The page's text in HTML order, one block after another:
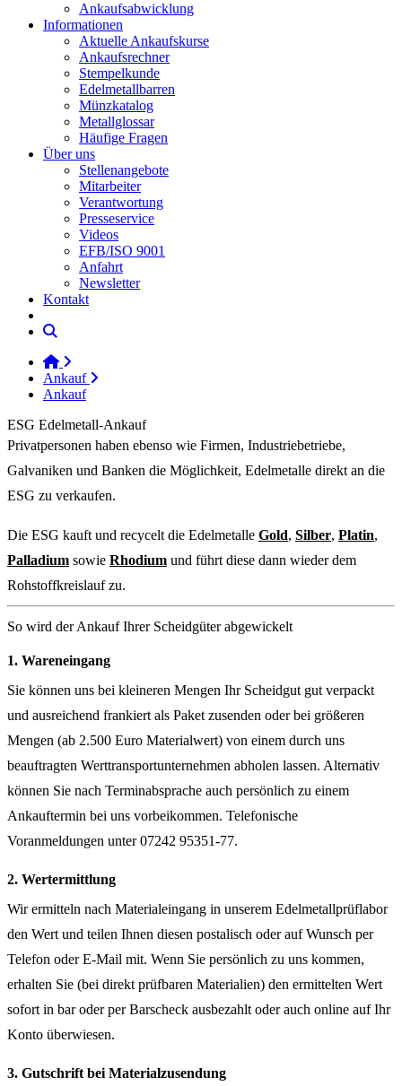
Ankaufsabwicklung
Informationen
Aktuelle Ankaufskurse
Ankaufsrechner
Stempelkunde
Edelmetallbarren
Münzkatalog
Metallglossar
Häufige Fragen
Über uns
Stellenangebote
Mitarbeiter
Verantwortung
Presseservice
Videos
EFB/ISO 9001
Anfahrt
Newsletter
Kontakt
Ankauf
Ankauf
ESG Edelmetall-Ankauf
Privatpersonen haben ebenso wie Firmen, Industriebetriebe,
Galvaniken und Banken die Möglichkeit, Edelmetalle direkt an die
ESG zu verkaufen.
Die ESG kauft und recycelt die Edelmetalle Gold, Silber, Platin,
Palladium sowie Rhodium und führt diese dann wieder dem
Rohstoffkreislauf zu.
So wird der Ankauf Ihrer Scheidgüter abgewickelt
1. Wareneingang
Sie können uns bei kleineren Mengen Ihr Scheidgut gut verpackt
und ausreichend frankiert als Paket zusenden oder bei größeren
Mengen (ab 2.500 Euro Materialwert) von einem durch uns
beauftragten Werttransportunternehmen abholen lassen. Alternativ
können Sie nach Terminabsprache auch persönlich zu einem
Ankauftermin bei uns vorbeikommen. Telefonische
Voranmeldungen unter 07242 95351-77.
2. Wertermittlung
Wir ermitteln nach Materialeingang in unserem Edelmetallprüflabor
den Wert und teilen Ihnen diesen postalisch oder auf Wunsch per
Telefon oder E-Mail mit. Wenn Sie persönlich zu uns kommen,
erhalten Sie (bei direkt prüfbaren Materialien) den ermittelten Wert
sofort in bar oder per Barscheck ausbezahlt oder auch online auf Ihr
Konto überwiesen.
3. Gutschrift bei Materialzusendung